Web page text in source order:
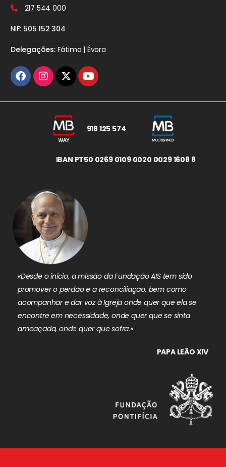
217 544 000
NIF: 505 152 304
Delegações:Fátima | Évora
918 125 574
IBAN PT50 0269 0109 0020 0029 1608 8
«Desde o início, a missão da Fundação AIS tem sido
promover o perdão e a reconciliação, bem como
acompanhar e dar voz à Igreja onde quer que ela se
encontre em necessidade, onde quer que se sinta
ameaçada, onde quer que sofra.»
PAPA LEÃO XIV